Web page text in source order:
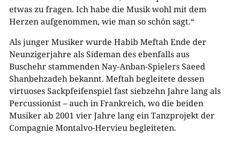
etwas zu fragen. Ich habe die Musik wohl mit dem
Herzen aufgenommen, wie man so schön sagt.“
Als junger Musiker wurde Habib Meftah Ende der
Neunzigerjahre als Sideman des ebenfalls aus
Buschehr stammenden Nay-Anban-Spielers Saeed
Shanbehzadeh bekannt. Meftah begleitete dessen
virtuoses Sackpfeifenspiel fast siebzehn Jahre lang als
Percussionist – auch in Frankreich, wo die beiden
Musiker ab 2001 vier Jahre lang ein Tanzprojekt der
Compagnie Montalvo-Hervieu begleiteten.